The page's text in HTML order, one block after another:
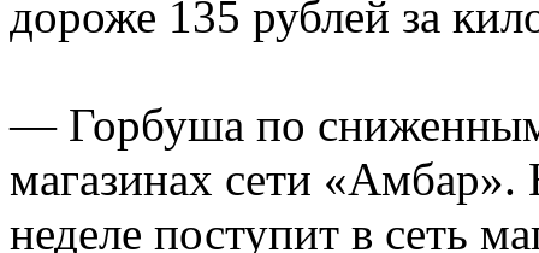
дороже 135 рублей за
— Горбуша по сниженным
магазинах сети «Амбар».
неделе поступит в сеть